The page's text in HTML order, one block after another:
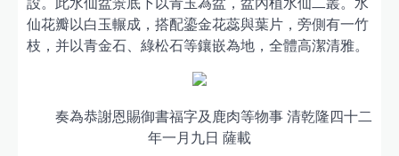
仙花瓣以白玉輾成，搭配鎏金花蕊與葉片，旁側有一竹
枝，并以青金石、綠松石等鑲嵌為地，全體高潔清雅。
奏為恭謝恩賜御書福字及鹿肉等物事 清乾隆四十二
年一月九日 薩載